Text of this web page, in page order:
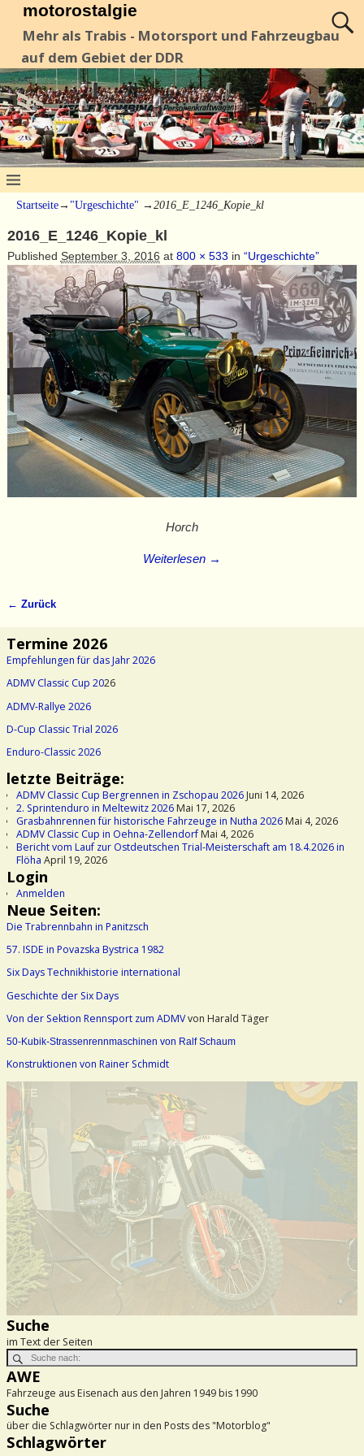
motorostalgie
Mehr als Trabis - Motorsport und Fahrzeugbau
auf dem Gebiet der DDR
Startseite→ "Urgeschichte" → 2016_E_1246_Kopie_kl
2016_E_1246_Kopie_kl
Published September 3, 2016 at 800 × 533 in “Urgeschichte”
Horch
Weiterlesen →
← Zurück
Termine 2026
Empfehlungen für das Jahr 2026
ADMV Classic Cup 2026
ADMV-Rallye 2026
D-Cup Classic Trial 2026
Enduro-Classic 2026
letzte Beiträge:
ADMV Classic Cup Bergrennen in Zschopau 2026Juni 14, 2026
2. Sprintenduro in Meltewitz 2026Mai 17, 2026
Grasbahnrennen für historische Fahrzeuge in Nutha 2026Mai 4, 2026
ADMV Classic Cup in Oehna-ZellendorfMai 4, 2026
Bericht vom Lauf zur Ostdeutschen Trial-Meisterschaft am 18.4.2026 in
Flöha April 19, 2026
Login
Anmelden
Neue Seiten:
Die Trabrennbahn in Panitzsch
57. ISDE in Povazska Bystrica 1982
Six Days Technikhistorie international
Geschichte der Six Days
Von der Sektion Rennsport zum ADMVvon Harald Täger
50-Kubik-Strassenrennmaschinen von Ralf Schaum
Konstruktionen von Rainer Schmidt
Suche
im Text der Seiten
AWE
Fahrzeuge aus Eisenach aus den Jahren 1949 bis 1990
Suche
über die Schlagwörter nur in den Posts des "Motorblog"
Schlagwörter